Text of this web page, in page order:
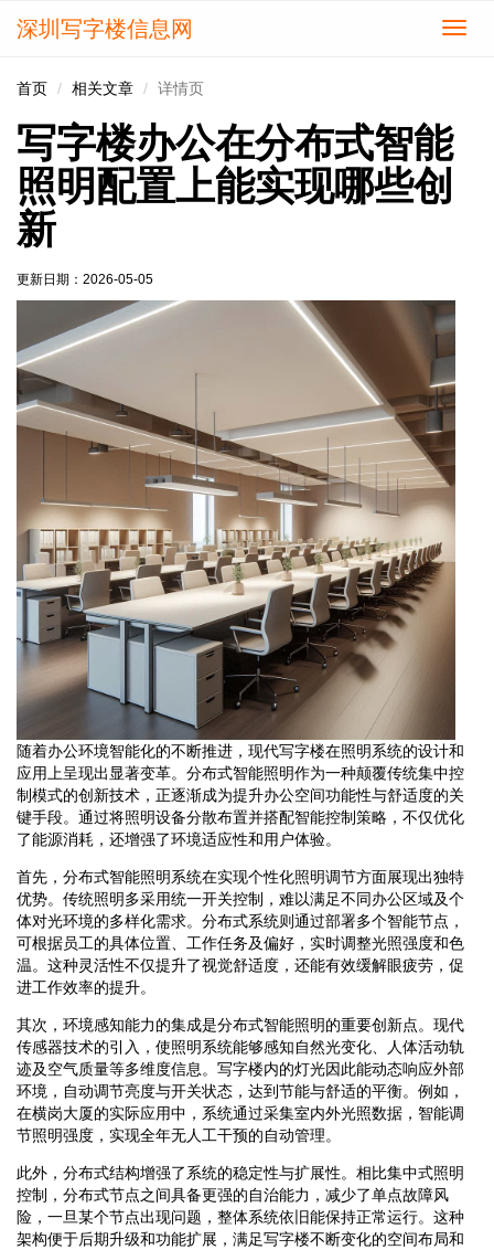
切
深圳写字楼信息网
首页 相关文章 详情页
写字楼办公在分布式智能
照明配置上能实现哪些创
新
更新日期： 2026-05-05
随着办公环境智能化的不断推进，现代写字楼在照明系统的设计和
应用上呈现出显著变革。分布式智能照明作为一种颠覆传统集中控
制模式的创新技术，正逐渐成为提升办公空间功能性与舒适度的关
键手段。通过将照明设备分散布置并搭配智能控制策略，不仅优化
了能源消耗，还增强了环境适应性和用户体验。
首先，分布式智能照明系统在实现个性化照明调节方面展现出独特
优势。传统照明多采用统一开关控制，难以满足不同办公区域及个
体对光环境的多样化需求。分布式系统则通过部署多个智能节点，
可根据员工的具体位置、工作任务及偏好，实时调整光照强度和色
温。这种灵活性不仅提升了视觉舒适度，还能有效缓解眼疲劳，促
进工作效率的提升。
其次，环境感知能力的集成是分布式智能照明的重要创新点。现代
传感器技术的引入，使照明系统能够感知自然光变化、人体活动轨
迹及空气质量等多维度信息。写字楼内的灯光因此能动态响应外部
环境，自动调节亮度与开关状态，达到节能与舒适的平衡。例如，
在横岗大厦的实际应用中，系统通过采集室内外光照数据，智能调
节照明强度，实现全年无人工干预的自动管理。
此外，分布式结构增强了系统的稳定性与扩展性。相比集中式照明
控制，分布式节点之间具备更强的自治能力，减少了单点故障风
险，一旦某个节点出现问题，整体系统依旧能保持正常运行。这种
架构便于后期升级和功能扩展，满足写字楼不断变化的空间布局和